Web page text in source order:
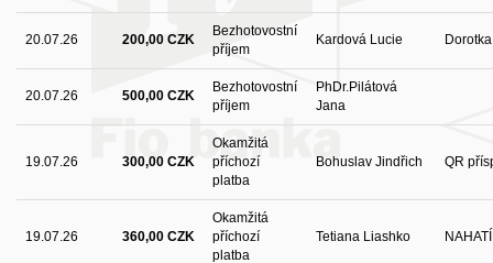
20.07.26 200,00 CZK
Bezhotovostní
příjem
Kardová Lucie Dorotka
20.07.26 500,00 CZK
Bezhotovostní
příjem
PhDr.Pilátová
Jana
19.07.26 300,00 CZK
Okamžitá
příchozí
platba
Bohuslav Jindřich QR
19.07.26 360,00 CZK
Okamžitá
příchozí
platba
Tetiana Liashko